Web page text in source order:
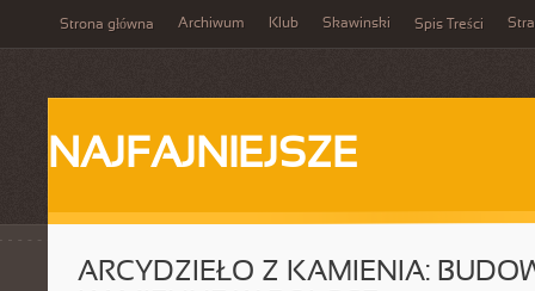
Strona główna Archiwum Klub Skawinski Spis Treści
NAJFAJNIEJSZE
ARCYDZIEŁO Z KAMIENIA: